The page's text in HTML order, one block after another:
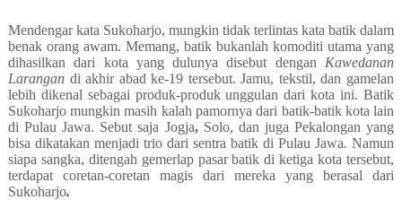
Mendengar kata Sukoharjo, mungkin tidak terlintas kata batik dalam
benak orang awam. Memang, batik bukanlah komoditi utama yang
dihasilkan dari kota yang dulunya disebut dengan Kawedanan
Larangandi akhir abad ke-19 tersebut. Jamu, tekstil, dan gamelan
lebih dikenal sebagai produk-produk unggulan dari kota ini. Batik
Sukoharjo mungkin masih kalah pamornya dari batik-batik kota lain
di Pulau Jawa. Sebut saja Jogja, Solo, dan juga Pekalongan yang
bisa dikatakan menjadi trio dari sentra batik di Pulau Jawa. Namun
siapa sangka, ditengah gemerlap pasar batik di ketiga kota tersebut,
terdapat coretan-coretan magis dari mereka yang berasal dari
Sukoharjo.